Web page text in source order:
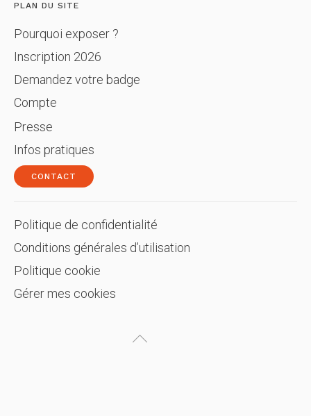
PLAN DU SITE
Pourquoi exposer ?
Inscription 2026
Demandez votre badge
Compte
Presse
Infos pratiques
CONTACT
Politique de confidentialité
Conditions générales d’utilisation
Politique cookie
Gérer mes cookies